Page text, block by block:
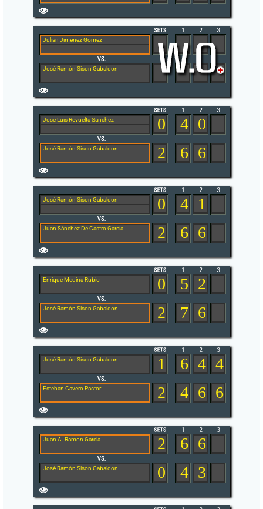
Julian Jimenez Gomez
José Ramón Sison Gabaldon
Jose Luis Revuelta Sanchez
José Ramón Sison Gabaldon
0
2
4 0
6 6
José Ramón Sison Gabaldon
Juan Sánchez De Castro García
0
2
4 1
6 6
Enrique Medina Rubio
José Ramón Sison Gabaldon
0
2
5 2
7 6
José Ramón Sison Gabaldon
Esteban Cavero Pastor
1
2
6 4 4
4 6 6
Juan A. Ramon Garcia
José Ramón Sison Gabaldon
2
0
6 6
4 3